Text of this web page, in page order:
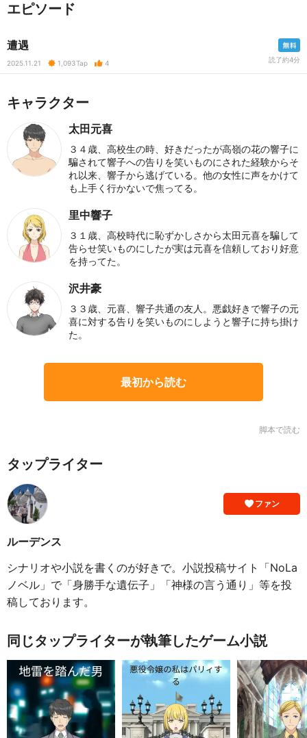
エピソード
遭遇
2025.11.21 1,093Tap 4 読了約4分
キャラクター
太田元喜
３４歳、高校生の時、好きだったが高嶺の花の響子に
騙されて響子への告りを笑いものにされた経験からそ
れ以来、響子から逃げている。他の女性に声をかけて
も上手く行かないで焦ってる。
里中響子
３１歳、高校時代に恥ずかしさから太田元喜を騙して
告らせ笑いものにしたが実は元喜を信頼しており好意
を持ってた。
沢井豪
３３歳、元喜、響子共通の友人。悪戯好きで響子の元
喜に対する告りを笑いものにしようと響子に持ち掛け
た。
最初から読む
脚本で読む
タップライター
ファン
ルーデンス
シナリオや小説を書くのが好きで。小説投稿サイト「NoLa
ノベル」で「身勝手な遺伝子」「神様の言う通り」等を投
稿しております。
同じタップライターが執筆したゲーム小説